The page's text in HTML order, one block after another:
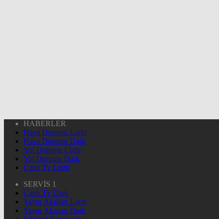
HABERLER
Hava Durumu Light
Hava Durumu Dark
Yol Durumu Light
Yol Durumu Dark
Canlı Tv Light
SERVİS 1
Canlı Tv Dark
Yayın Akışları Light
Yayın Akışları Dark